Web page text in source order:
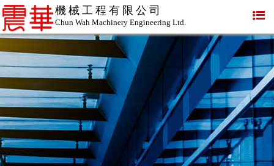
機械工程有限公司
Chun Wah Machinery Engineering Ltd.